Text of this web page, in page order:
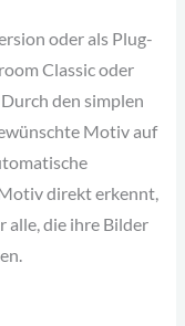
oder als Plug-
Classic oder
den simplen
Motiv auf
direkt erkennt,
alle, die ihre Bilder